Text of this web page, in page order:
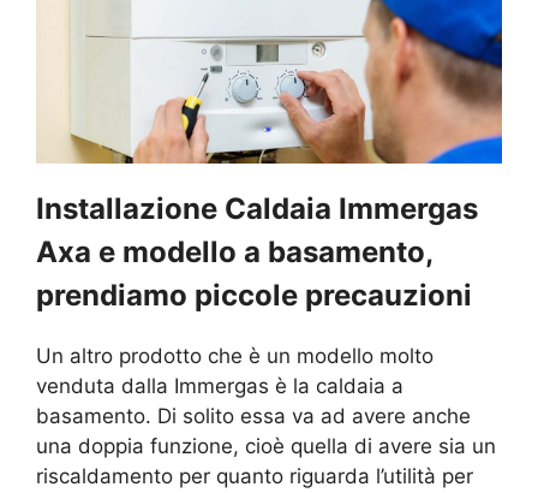
Installazione Caldaia Immergas
Axa e modello a basamento,
prendiamo piccole precauzioni
Un altro prodotto che è un modello molto
venduta dalla Immergas è la caldaia a
basamento. Di solito essa va ad avere anche
una doppia funzione, cioè quella di avere sia un
riscaldamento per quanto riguarda l’utilità per